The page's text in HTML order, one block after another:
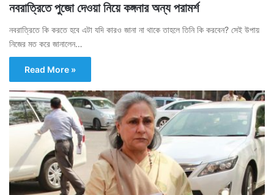
নবরাত্রিতে পুজো দেওয়া নিয়ে কঙ্গনার অন্য পরামর্শ
নবরাত্রিতে কি করতে হবে এটা যদি কারও জানা না থাকে তাহলে তিনি কি করবেন? সেই উপায়
নিজের মত করে জানালেন…
Read More »